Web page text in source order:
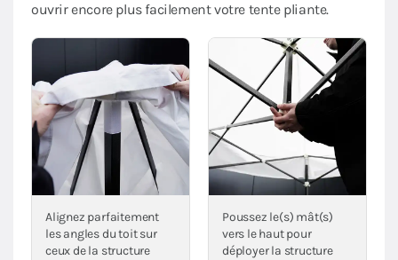
ouvrir encore plus facilement votre tente pliante.
Alignez parfaitement
les angles du toit sur
ceux de la structure
Poussez le(s) mât(s)
vers le haut pour
déployer la structure